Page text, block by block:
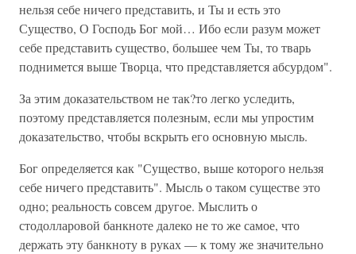
нельзя себе ничего представить, и Ты и есть это
Существо, О Господь Бог мой… Ибо если разум может
себе представить существо, большее чем Ты, то тварь
поднимется выше Творца, что представляется абсурдом".
За этим доказательством не так?то легко уследить,
поэтому представляется полезным, если мы упростим
доказательство, чтобы вскрыть его основную мысль.
Бог определяется как "Существо, выше которого нельзя
себе ничего представить". Мысль о таком существе это
одно; реальность совсем другое. Мыслить о
стодолларовой банкноте далеко не то же самое, что
держать эту банкноту в руках — к тому же значительно